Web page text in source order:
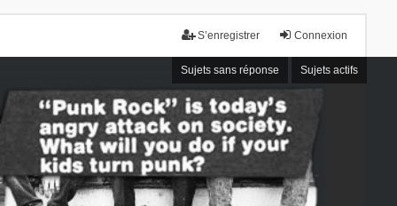
Connexion
S’enregistrer
Sujets sans réponse Sujets actifs